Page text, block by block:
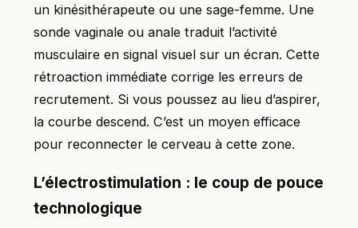
un kinésithérapeute ou une sage-femme. Une
sonde vaginale ou anale traduit l’activité
musculaire en signal visuel sur un écran. Cette
rétroaction immédiate corrige les erreurs de
recrutement. Si vous poussez au lieu d’aspirer,
la courbe descend. C’est un moyen efficace
pour reconnecter le cerveau à cette zone.
L’électrostimulation : le coup de pouce
technologique